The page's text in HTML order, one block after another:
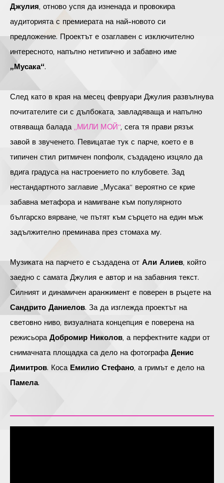
Джулия, отново успя да изненада и провокира
аудиторията с премиерата на най-новото си
предложение. Проектът е озаглавен с изключително
интересното, напълно нетипично и забавно име
„Мусака“.
След като в края на месец февруари Джулия развълнува
почитателите си с дълбоката, завладяваща и напълно
отвяваща балада
„МИЛИ МОЙ“, сега тя прави рязък
завой в звученето. Певицатае тук с парче, което е в
типичен стил ритмичен попфолк, създадено изцяло да
вдига градуса на настроението по клубовете. Зад
нестандартното заглавие „Мусака“ вероятно се крие
забавна метафора и намигване към популярното
българско вярване, че пътят към сърцето на един мъж
задължително преминава през стомаха му.
Музиката на парчето е създадена от Али Алиев, който
заедно с самата Джулия е автор и на забавния текст.
Силният и динамичен аранжимент е поверен в ръцете на
Сандрито Даниелов. За да изглежда проектът на
световно ниво, визуалната концепция е поверена на
режисьора Добромир Николов, а перфектните кадри от
снимачната площадка са дело на фотографа Денис
Димитров. Коса Емилио Стефано, а гримът е дело на
Памела.